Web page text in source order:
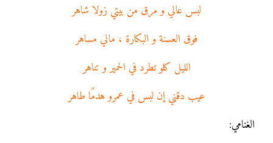
لبس عالي و مرق من بيتي زولا شاهر
فوق العسنة و البكارة ، ماني مساهر
الليل كلو تطرد في الحمير و تناهر
عيب دقني إن لبس في عمرو هدمًا طاهر
الغنامي: